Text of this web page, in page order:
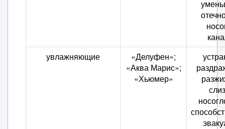
увлажняющие
«Делуфен»;
«Аква Марис»;
«Хьюмер»